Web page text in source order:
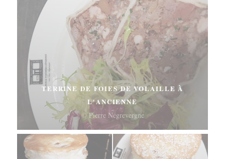
TERRINE DE FOIES DE VOLAILLE À
L'ANCIENNE
© Pierre Négrevergne